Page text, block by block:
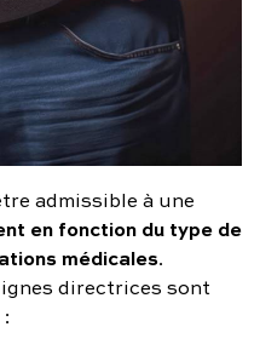
admissible à une
en fonction du type de
médicales.
directrices sont